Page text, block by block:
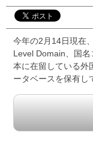
今年の2月14日現在
Level Domain、国
本に在留している外
ータベースを保有し